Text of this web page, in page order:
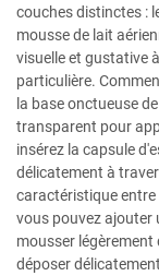
couches distinctes :
mousse de lait
visuelle et gustative
particulière.
la base onctueuse
transparent pour
insérez la capsule
délicatement à
caractéristique
vous pouvez ajouter
mousser
déposer